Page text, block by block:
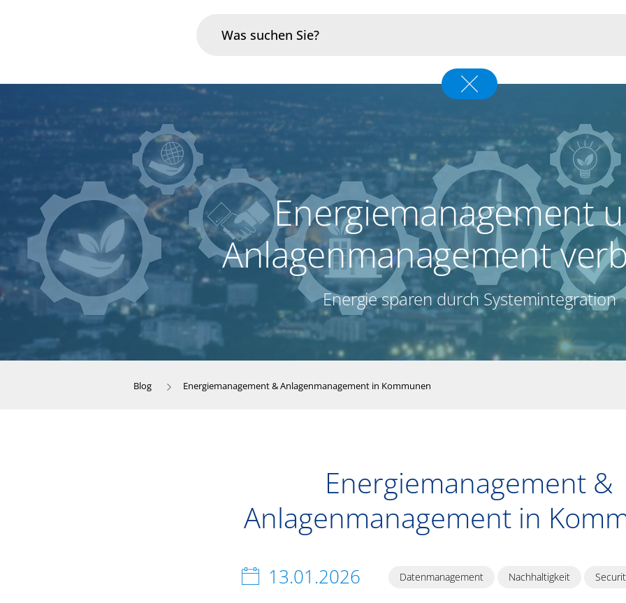
Im Fokus
Infrastruktur & Betrieb
Über uns
Karriere
Energiemanagement
Anlagenmanagement
Energie sparen durch Systemintegration
Blog Energiemanagement & Anlagenmanagement in Kommunen
Energiemanagement &
Anlagenmanagement in
13.01.2026 Datenmanagement Nachhaltigkeit